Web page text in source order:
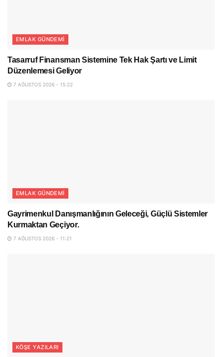
EMLAK GÜNDEMI
Tasarruf Finansman Sistemine Tek Hak Şartı ve Limit
Düzenlemesi Geliyor
7 AĞUSTOS 2026 - 15:22
EMLAK GÜNDEMI
Gayrimenkul Danışmanlığının Geleceği, Güçlü Sistemler
Kurmaktan Geçiyor.
7 AĞUSTOS 2026 - 11:21
KÖŞE YAZILARI